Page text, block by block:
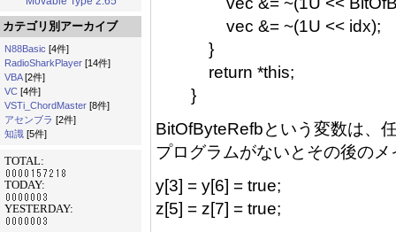
カテゴリ別アーカイブ
N88Basic [4件]
RadioSharkPlayer [14件]
VBA[2件]
VC [4件]
VSTi_ChordMaster [8件]
アセンブラ [2件]
知識 [5件]
TOTAL:
TODAY:
YESTERDAY:
vec &= ~(1U << idx);
}
return *this;
}
BitOfByteRefbという変数は、
プログラムがないとその後の
y[3] = y[6] = true;
z[5] = z[7] = true;